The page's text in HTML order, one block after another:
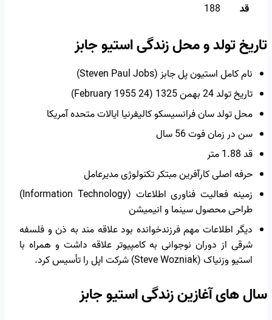
قد
188
تاریخ تولد و محل زندگی استیو جابز
نام کامل استیون پل جابز (Steven Paul Jobs)
تاریخ تولد 24 بهمن 1325 (24 February 1955)
محل تولد سان فرانسیسکو کالیفرنیا ایالات متحده آمریکا
سن در زمان فوت 56 سال
قد 1.88 متر
حرفه اصلی کارآفرین مبتکر تکنولوژی مدیرعامل
زمینه فعالیت فناوری اطلاعات (Information Technology)
طراحی محصول سینما و انیمیشن
دیگر اطلاعات مهم فرزندخوانده بود علاقه مند به ذن و فلسفه
شرقی از دوران نوجوانی به کامپیوتر علاقه داشت و همراه با
استیو وزنیاک (Steve Wozniak) شرکت اپل را تأسیس کرد.
سال های آغازین زندگی استیو جابز